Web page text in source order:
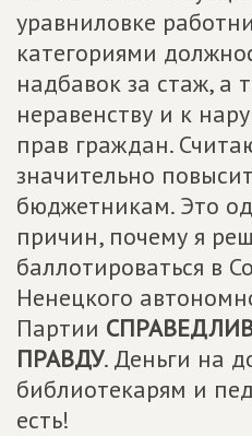
уравниловке
категориями
надбавок за стаж, а
неравенству и к
прав граждан.
значительно
бюджетникам. Это
причин, почему я
баллотироваться в
Ненецкого
Партии
ПРАВДУ. Деньги на
библиотекарям и
есть!